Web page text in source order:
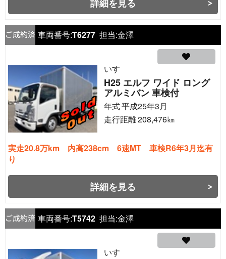
詳細を見る
車両番号:T6277 担当:金澤
いすゞ
H25 エルフ ワイド ロング
アルミバン 車検付
年式平成25年3月
走行距離208,476㎞
実走20.8万km 内高238cm 6速MT 車検R6年3月迄有
り
詳細を見る
車両番号:T5742 担当:金澤
いすゞ